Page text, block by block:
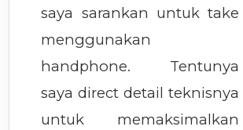
saya sarankan untuk take
menggunakan
handphone. Tentunya
saya direct detail teknisnya
untuk memaksimalkan